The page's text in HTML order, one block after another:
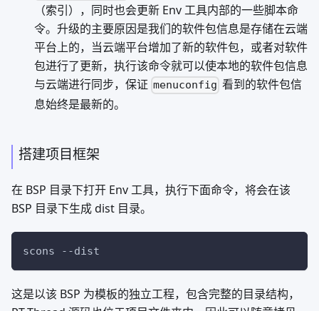
（索引），同时也会更新 Env 工具内部的一些脚本命
令。升级的主要原因是我们的软件包信息是存储在云端
平台上的，当云端平台增加了新的软件包，或者对软件
包进行了更新，执行该命令就可以使本地的软件包信息
与云端进行同步，保证 menuconfig 看到的软件包信
息始终是最新的。
搭建项目框架
在 BSP 目录下打开 Env 工具，执行下面命令，将会在该
BSP 目录下生成 dist 目录。
scons --dist
这是以该 BSP 为模板的独立工程，包含完整的目录结构，